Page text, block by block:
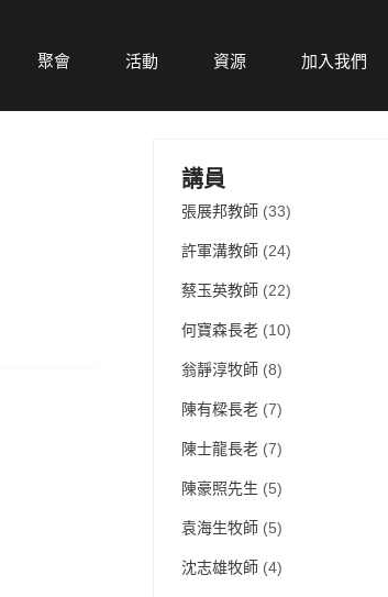
聚會 活動 資源 加入我們
講員
張展邦教師 (33)
許軍溝教師 (24)
蔡玉英教師 (22)
何寶森長老 (10)
翁靜淳牧師 (8)
陳有樑長老 (7)
陳士龍長老 (7)
陳豪照先生 (5)
袁海生牧師 (5)
沈志雄牧師 (4)